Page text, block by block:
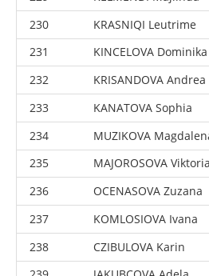
LOUCHEZ Clementine
GUSZAK Beata
BEKIC Andrea
SIKIC Tena
KOVAC Buga